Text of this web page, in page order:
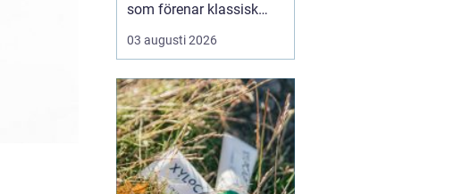
som förenar klassisk
massage med
energibaserad healing.
avslappning, lösa upp
spänningar och stödja
kroppens egen förmåga
till åt...
03 augusti 2026